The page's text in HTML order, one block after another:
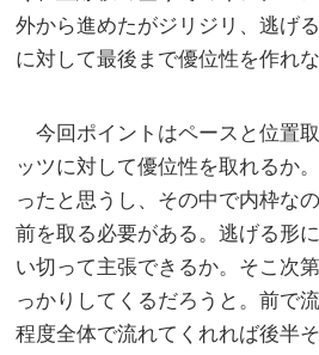
外から進めたがジリジリ、逃げ
に対して最後まで優位性を作れ
今回ポイントはペースと位置
ッツに対して優位性を取れるか
ったと思うし、その中で内枠な
前を取る必要がある。逃げる形
い切って主張できるか。そこ次
っかりしてくるだろうと。前で
程度全体で流れてくれれば後半